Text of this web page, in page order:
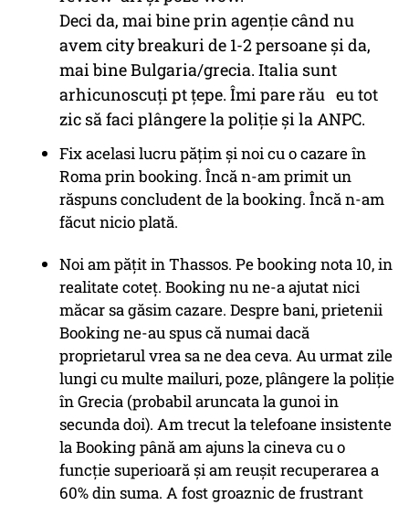
Deci da, mai bine prin agenție când nu
avem city breakuri de 1-2 persoane și da,
mai bine Bulgaria/grecia. Italia sunt
arhicunoscuți pt țepe. Îmi pare rău eu tot
zic să faci plângere la poliție și la ANPC.
Fix acelasi lucru pățim și noi cu o cazare în
Roma prin booking. Încă n-am primit un
răspuns concludent de la booking. Încă n-am
făcut nicio plată.
Noi am pățit in Thassos. Pe booking nota 10, in
realitate coteț. Booking nu ne-a ajutat nici
măcar sa găsim cazare. Despre bani, prietenii
Booking ne-au spus că numai dacă
proprietarul vrea sa ne dea ceva. Au urmat zile
lungi cu multe mailuri, poze, plângere la poliție
în Grecia (probabil aruncata la gunoi in
secunda doi). Am trecut la telefoane insistente
la Booking până am ajuns la cineva cu o
funcție superioară și am reușit recuperarea a
60% din suma. A fost groaznic de frustrant